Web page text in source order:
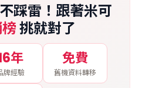
踩雷！跟著米可
挑就對了
年
牌經驗
免費
舊機資料轉移